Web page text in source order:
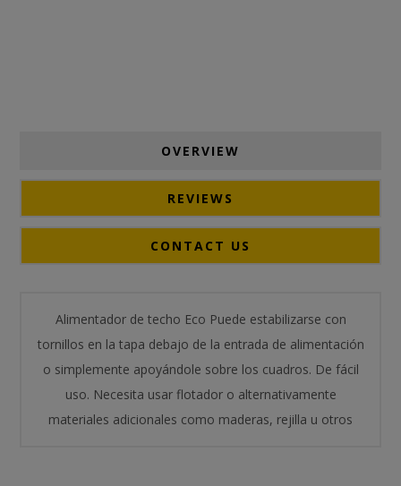
OVERVIEW
REVIEWS
CONTACT US
Alimentador de techo Eco Puede estabilizarse con
tornillos en la tapa debajo de la entrada de alimentación
o simplemente apoyándole sobre los cuadros. De fácil
uso. Necesita usar flotador o alternativamente
materiales adicionales como maderas, rejilla u otros